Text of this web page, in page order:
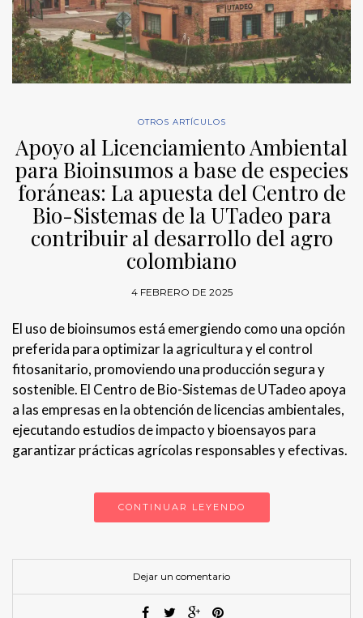
OTROS ARTÍCULOS
Apoyo al Licenciamiento Ambiental
para Bioinsumos a base de especies
foráneas: La apuesta del Centro de
Bio-Sistemas de la UTadeo para
contribuir al desarrollo del agro
colombiano
4 FEBRERO DE 2025
El uso de bioinsumos está emergiendo como una opción
preferida para optimizar la agricultura y el control
fitosanitario, promoviendo una producción segura y
sostenible. El Centro de Bio-Sistemas de UTadeo apoya
a las empresas en la obtención de licencias ambientales,
ejecutando estudios de impacto y bioensayos para
garantizar prácticas agrícolas responsables y efectivas.
CONTINUAR LEYENDO
Dejar un comentario